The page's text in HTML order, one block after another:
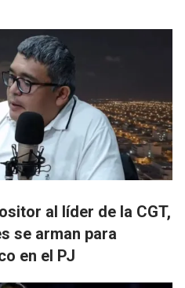
al líder de la CGT,
se arman para
en el PJ